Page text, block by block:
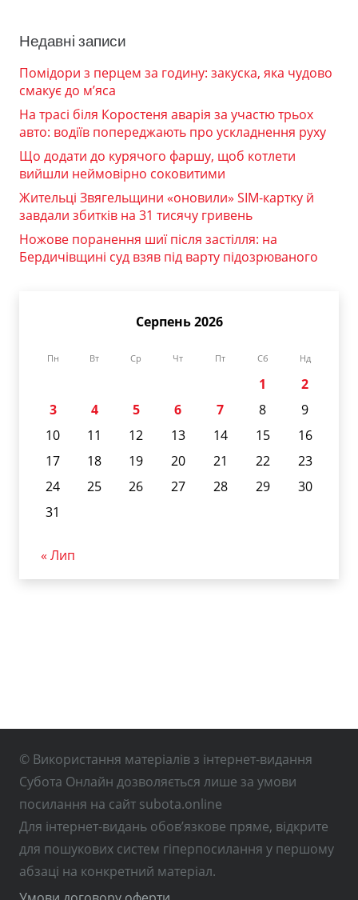
Недавні записи
Помідори з перцем за годину: закуска, яка чудово
смакує до м’яса
На трасі біля Коростеня аварія за участю трьох
авто: водіїв попереджають про ускладнення руху
Що додати до курячого фаршу, щоб котлети
вийшли неймовірно соковитими
Жительці Звягельщини «оновили» SIM-картку й
завдали збитків на 31 тисячу гривень
Ножове поранення шиї після застілля: на
Бердичівщині суд взяв під варту підозрюваного
Серпень 2026
Пн Вт Ср Чт Пт Сб Нд
1
2
3
4 5 6 7 8
9
10
11 12 13 14 15
16
17
18 19 20 21 22
23
24
25 26 27 28 29
30
31
« Лип
© Використання матеріалів з інтернет-видання
Субота Онлайн дозволяється лише за умови
посилання на сайт subota.online
Для інтернет-видань обов’язкове пряме, відкрите
для пошукових систем гіперпосилання у першому
абзаці на конкретний матеріал.